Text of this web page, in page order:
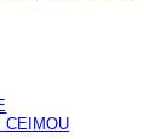
CEIMOU